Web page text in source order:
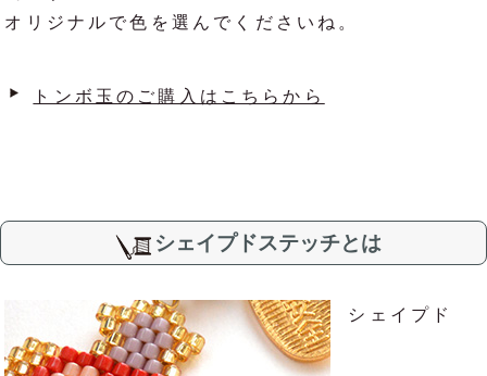
オリジナルで色を選んでくださいね。
トンボ玉のご購入はこちらから
シェイプドステッチとは
シェイプド